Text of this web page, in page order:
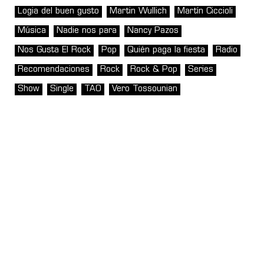
Logia del buen gusto Martin Wullich Martín Ciccioli
Música Nadie nos para Nancy Pazos
Nos Gusta El Rock Pop Quién paga la fiesta Radio
Recomendaciones Rock Rock & Pop Series
Show Single TAO Vero Tossounian